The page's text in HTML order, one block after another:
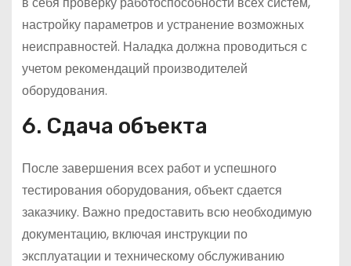
настройку параметров и устранение возможных
неисправностей. Наладка должна проводиться с
учетом рекомендаций производителей
оборудования.
6. Сдача объекта
После завершения всех работ и успешного
тестирования оборудования, объект сдается
заказчику. Важно предоставить всю необходимую
документацию, включая инструкции по
эксплуатации и техническому обслуживанию